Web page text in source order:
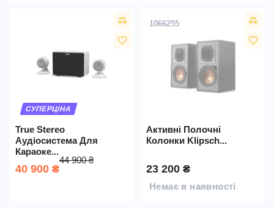
favorite_border
True Stereo
Аудіосистема Для
Караоке...
44 900 ₴
40 900 ₴
СУПЕРЦІНА
1066255
favorite_border
Активні Полочні
Колонки Klipsch...
23 200 ₴
Немає в наявності